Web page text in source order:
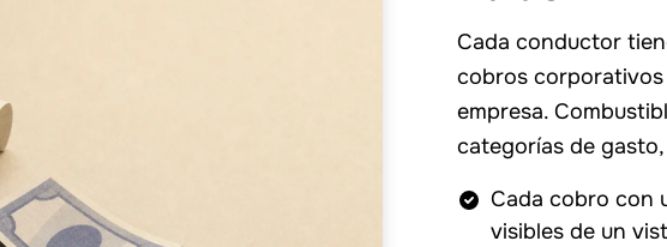
Cada conductor
cobros
empresa.
categorías de
Cada cobro con
visibles de un